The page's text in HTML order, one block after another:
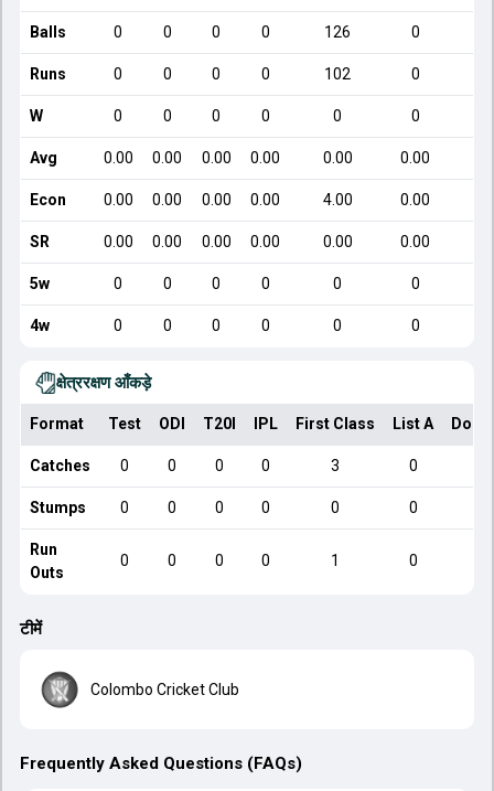
Balls 0 0 0 0 126 0
Runs 0 0 0 0 102 0
W 0 0 0 0 0 0
Avg 0.00 0.00 0.00 0.00 0.00 0.00
Econ 0.00 0.00 0.00 0.00 4.00 0.00
SR 0.00 0.00 0.00 0.00 0.00 0.00
5w 0 0 0 0 0 0
4w 0 0 0 0 0 0
क्षेत्ररक्षण आँकड़े
Format Test ODI T20I IPL First Class List A
Catches 0 0 0 0 3 0
Stumps 0 0 0 0 0 0
Run
Outs
0 0 0 0 1 0
टीमें
Colombo Cricket Club
Frequently Asked Questions (FAQs)